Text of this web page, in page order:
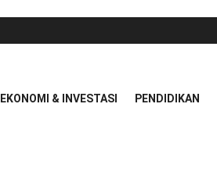
EKONOMI & INVESTASI PENDIDIKAN